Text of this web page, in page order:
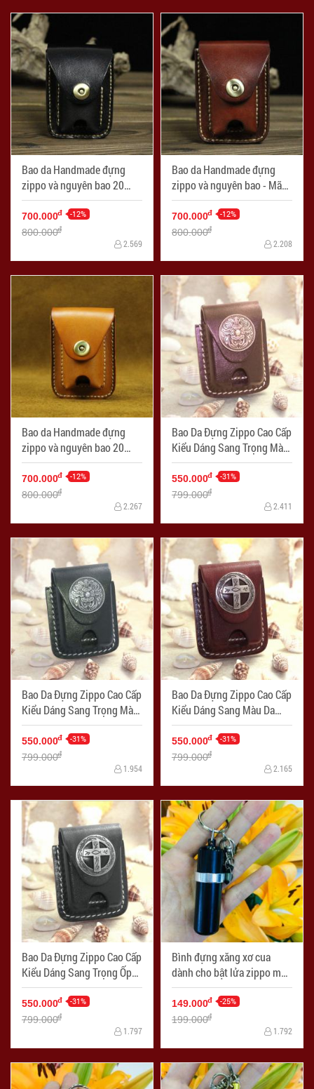
Bao da Handmade đựng
zippo và nguyên bao 20
điếu - Mã SP: ZPC2654-C
700.000đ -12%
800.000đ
2.569
Bao da Handmade đựng
zippo và nguyên bao - Mã
SP: ZPC2654-B
700.000đ -12%
800.000đ
2.208
Bao da Handmade đựng
zippo và nguyên bao 20
điếu - Mã SP: ZPC2654-A
700.000đ -12%
800.000đ
2.267
Bao Da Đựng Zippo Cao Cấp
Kiểu Dáng Sang Trọng Màu
Da Nhạt Ốp Hình - Mã SP:
ZPC2573
550.000đ -31%
799.000đ
2.411
Bao Da Đựng Zippo Cao Cấp
Kiểu Dáng Sang Trọng Màu
Đen Nhạt Ốp Hình - Mã SP:
ZPC2569
550.000đ -31%
799.000đ
1.954
Bao Da Đựng Zippo Cao Cấp
Kiểu Dáng Sang Màu Da
Trọng Ốp Hình - Mã SP:
ZPC2568
550.000đ -31%
799.000đ
2.165
Bao Da Đựng Zippo Cao Cấp
Kiểu Dáng Sang Trọng Ốp
Hình - Mã SP: ZPC2567
550.000đ -31%
799.000đ
1.797
Bình đựng xăng xơ cua
dành cho bật lửa zippo màu
đen - Mã SP: ZPC2492D
149.000đ -25%
199.000đ
1.792